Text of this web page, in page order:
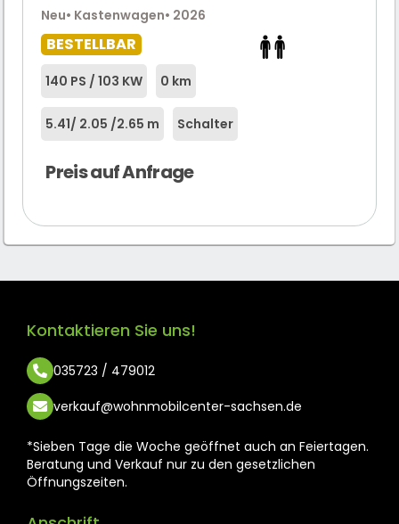
Neu• Kastenwagen• 2026
BESTELLBAR
140 PS / 103 KW 0 km
5.41/ 2.05 /2.65 m Schalter
Preis auf Anfrage
Kontaktieren Sie uns!
035723 / 479012
verkauf@wohnmobilcenter-sachsen.de
*Sieben Tage die Woche geöffnet auch an Feiertagen.
Beratung und Verkauf nur zu den gesetzlichen
Öffnungszeiten.